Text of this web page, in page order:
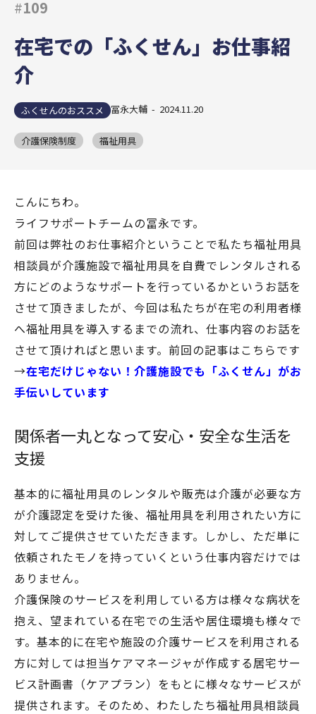
#109
在宅での「ふくせん」お仕事紹
介
ふくせんのおススメ 冨永大輔 - 2024.11.20
介護保険制度 福祉用具
こんにちわ。
ライフサポートチームの冨永です。
前回は弊社のお仕事紹介ということで私たち福祉用具
相談員が介護施設で福祉用具を自費でレンタルされる
方にどのようなサポートを行っているかというお話を
させて頂きましたが、今回は私たちが在宅の利用者様
へ福祉用具を導入するまでの流れ、仕事内容のお話を
させて頂ければと思います。前回の記事はこちらです
→在宅だけじゃない！介護施設でも「ふくせん」がお
手伝いしています
関係者一丸となって安心・安全な生活を
支援
基本的に福祉用具のレンタルや販売は介護が必要な方
が介護認定を受けた後、福祉用具を利用されたい方に
対してご提供させていただきます。しかし、ただ単に
依頼されたモノを持っていくという仕事内容だけでは
ありません。
介護保険のサービスを利用している方は様々な病状を
抱え、望まれている在宅での生活や居住環境も様々で
す。基本的に在宅や施設の介護サービスを利用される
方に対しては担当ケアマネージャが作成する居宅サー
ビス計画書（ケアプラン）をもとに様々なサービスが
提供されます。そのため、わたしたち福祉用具相談員